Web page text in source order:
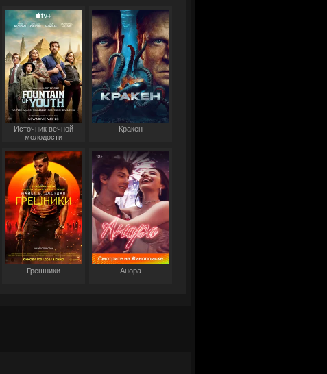
Источник вечной
молодости
Кракен
Грешники Анора